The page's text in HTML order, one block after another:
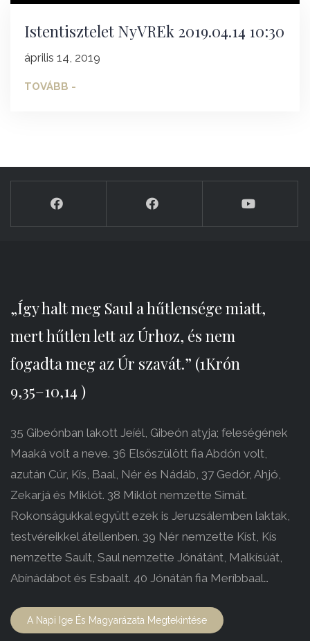
Istentisztelet NyVREk 2019.04.14 10:30
április 14, 2019
TOVÁBB -
„Így halt meg Saul a hűtlensége miatt,
mert hűtlen lett az Úrhoz, és nem
fogadta meg az Úr szavát.” (1Krón
9,35–10,14 )
35 Gibeónban lakott Jeíél, Gibeón atyja; feleségének
Maaká volt a neve. 36 Elsőszülött fia Abdón volt,
azután Cúr, Kís, Baal, Nér és Nádáb, 37 Gedór, Ahjó,
Zekarjá és Miklót. 38 Miklót nemzette Simát.
Rokonságukkal együtt ezek is Jeruzsálemben laktak,
testvéreikkel átellenben. 39 Nér nemzette Kíst, Kís
nemzette Sault, Saul nemzette Jónátánt, Malkísúát,
Abínádábot és Esbaalt. 40 Jónátán fia Meríbbaal…
A Napi Ige És Magyarázata Megtekintése